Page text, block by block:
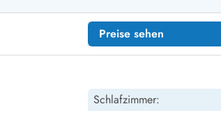
Preise sehen
Schlafzimmer: